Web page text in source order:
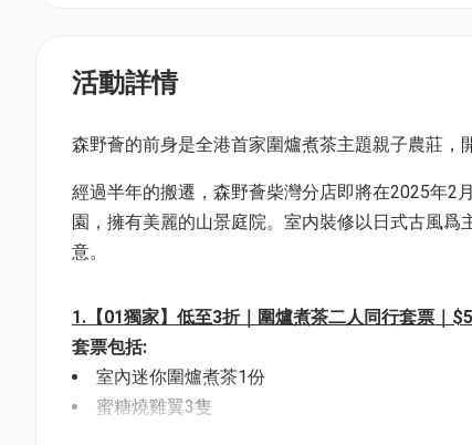
活動詳情
森野薈的前身是全港首家圍爐煮茶主題親子農莊，
經過半年的搬遷，森野薈柴灣分店即將在2025年2
園，擁有美麗的山景庭院。室内裝修以日式古風
意。
1.【01獨家】低至3折｜圍爐煮茶二人同行套票｜
套票包括:
室內迷你圍爐煮茶1份
蜜糖燒雞翼3隻